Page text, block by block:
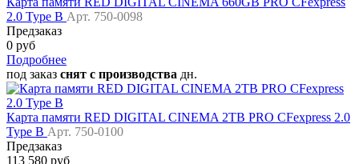
2.0 Type B Арт. 750-0098
Предзаказ
0 руб
Подробнее
под заказ снят с производства дн.
Карта памяти RED DIGITAL CINEMA 2TB PRO CFexpress 2.0
Type B Арт. 750-0100
Предзаказ
113 580 руб